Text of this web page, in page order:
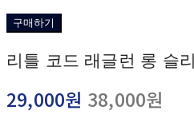
구매하기
리틀 코드 래글런 롱 슬
29,000원 38,000원